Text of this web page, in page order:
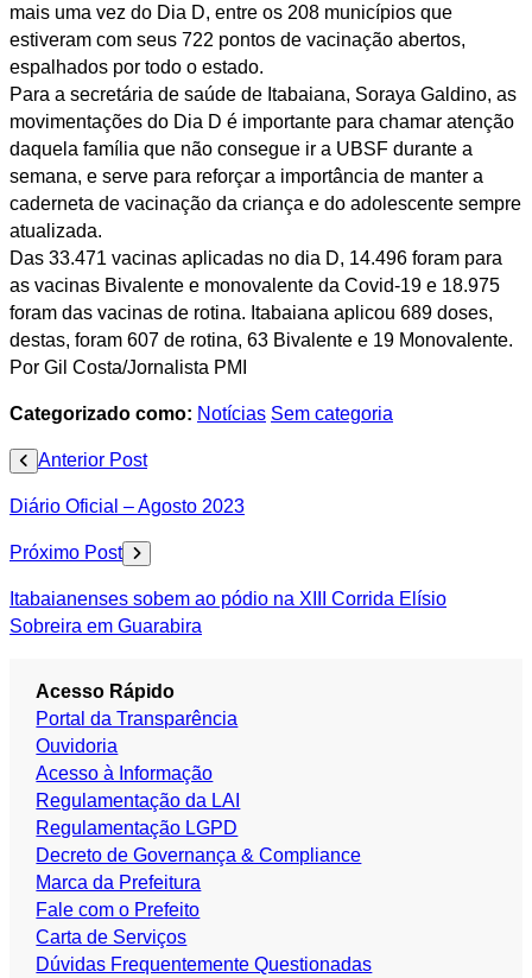
mais uma vez do Dia D, entre os 208 municípios que
estiveram com seus 722 pontos de vacinação abertos,
espalhados por todo o estado.
Para a secretária de saúde de Itabaiana, Soraya Galdino, as
movimentações do Dia D é importante para chamar atenção
daquela família que não consegue ir a UBSF durante a
semana, e serve para reforçar a importância de manter a
caderneta de vacinação da criança e do adolescente sempre
atualizada.
Das 33.471 vacinas aplicadas no dia D, 14.496 foram para
as vacinas Bivalente e monovalente da Covid-19 e 18.975
foram das vacinas de rotina. Itabaiana aplicou 689 doses,
destas, foram 607 de rotina, 63 Bivalente e 19 Monovalente.
Por Gil Costa/Jornalista PMI
Categorizado como: Notícias Sem categoria
Navegação
de
Post
Anterior Post
Diário Oficial – Agosto 2023
Próximo Post
Itabaianenses sobem ao pódio na XIII Corrida Elísio
Sobreira em Guarabira
Acesso Rápido
Portal da Transparência
Ouvidoria
Acesso à Informação
Regulamentação da LAI
Regulamentação LGPD
Decreto de Governança & Compliance
Marca da Prefeitura
Fale com o Prefeito
Carta de Serviços
Dúvidas Frequentemente Questionadas